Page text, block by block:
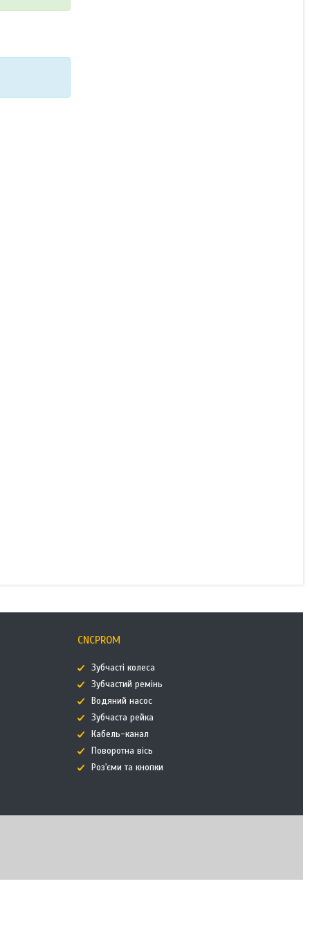
CNCPROM
Зубчасті колеса
Зубчастий ремінь
Водяний насос
Зубчаста рейка
Кабель-канал
Поворотна вісь
Роз'єми та кнопки